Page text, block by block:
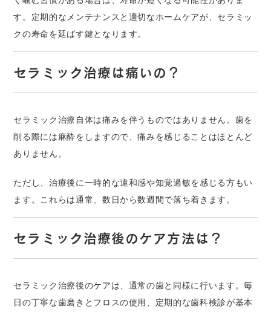
す。定期的なメンテナンスと適切なホームケアが、セラミッ
クの寿命を延ばす鍵となります。
セラミック治療は痛いの？
セラミック治療自体は痛みを伴うものではありません。歯を
削る際には麻酔をしますので、痛みを感じることはほとんど
ありません。
ただし、治療後に一時的な違和感や知覚過敏を感じる方もい
ます。これらは通常、数日から数週間で落ち着きます。
セラミック治療後のケア方法は？
セラミック治療後のケアは、通常の歯と同様に行います。毎
日の丁寧な歯磨きとフロスの使用、定期的な歯科検診が基本